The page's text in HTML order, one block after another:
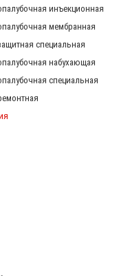
инъекционная
мембранная
специальная
набухающая
специальная